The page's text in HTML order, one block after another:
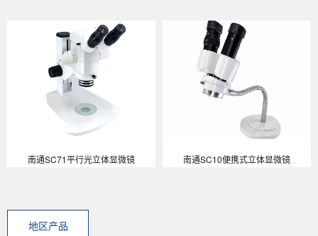
南通SC71平行光立体显微镜 南通SC10便携式立体显微镜
地区产品